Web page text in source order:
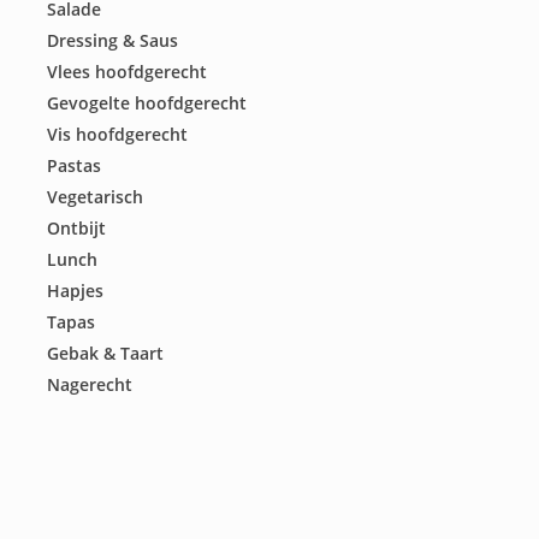
Salade
Dressing & Saus
Vlees hoofdgerecht
Gevogelte hoofdgerecht
Vis hoofdgerecht
Pastas
Vegetarisch
Ontbijt
Lunch
Hapjes
Tapas
Gebak & Taart
Nagerecht